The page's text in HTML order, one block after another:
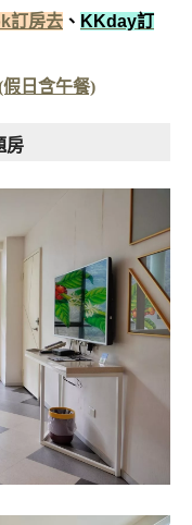
訂房去 、 KKday訂
假日含午餐)
房